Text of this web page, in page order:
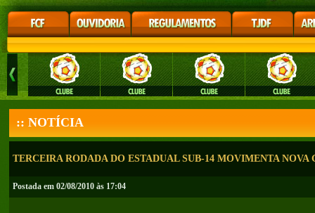
:: NOTÍCIA
TERCEIRA RODADA DO ESTADUAL SUB-14 MOVIMENTA NOVA
Postada em 02/08/2010 às 17:04